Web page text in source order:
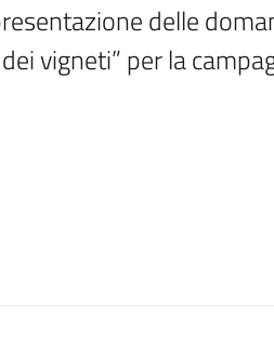
delle
vigneti” per la